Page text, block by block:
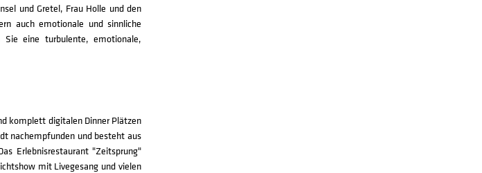
und Gretel, Frau Holle und den
auch emotionale und sinnliche
eine turbulente, emotionale,
komplett digitalen Dinner Plätzen
nachempfunden und besteht aus
Erlebnisrestaurant "Zeitsprung"
mit Livegesang und vielen